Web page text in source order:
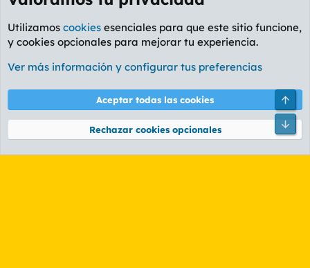
Etiquetas
Cookies
PL OLDSTYLE AMARILLO
Términos y reglas Política de privacidad Ayuda
Community platform by XenForo® © 2010-2026 XenForo Ltd.
Utilizamos cookies esenciales para que este sitio funcione,
y cookies opcionales para mejorar tu experiencia.
Ver más información y configurar tus preferencias
Aceptar todas las cookies
Rechazar cookies opcionales
Pie